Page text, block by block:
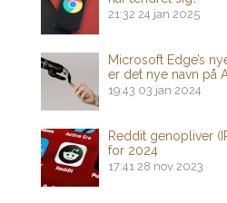
21:32 24 jan 2025
Microsoft Edge’s
er det nye navn på
19:43 03 jan 2024
Reddit genopliver
for 2024
17:41 28 nov 2023